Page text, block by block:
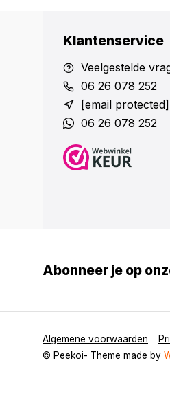
Klantenservice
Veelgestelde
06 26 078 252
[email protected]
06 26 078 252
Abonneer je op
Algemene voorwaarden
© Peekoi- Theme made by